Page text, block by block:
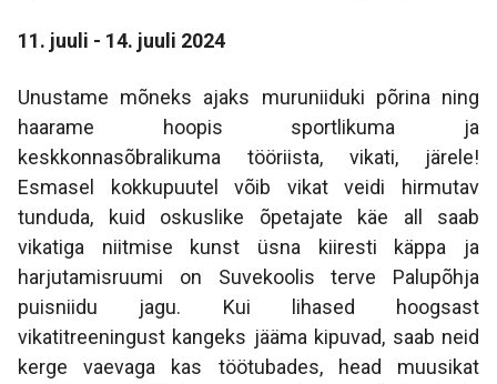
11. juuli - 14. juuli 2024
Unustame mõneks ajaks muruniiduki põrina ning
haarame hoopis sportlikuma ja
keskkonnasõbralikuma tööriista, vikati, järele!
Esmasel kokkupuutel võib vikat veidi hirmutav
tunduda, kuid oskuslike õpetajate käe all saab
vikatiga niitmise kunst üsna kiiresti käppa ja
harjutamisruumi on Suvekoolis terve Palupõhja
puisniidu jagu. Kui lihased hoogsast
vikatitreeningust kangeks jääma kipuvad, saab neid
kerge vaevaga kas töötubades, head muusikat